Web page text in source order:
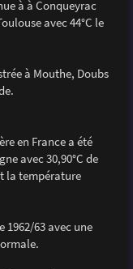
à à Conqueyrac
avec 44°C le
à Mouthe, Doubs
en France a été
avec 30,90°C de
la température
1962/63 avec une